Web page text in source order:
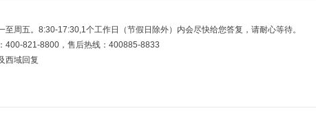
周五。8:30-17:30,1个工作日（节假日除外）内会尽快给您答复，请耐心等待。
400-821-8800，售后热线：400885-8833
西域回复